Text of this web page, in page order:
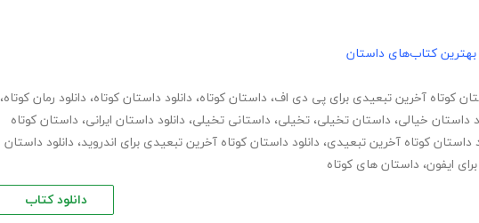
بهترین کتاب‌های داستان
کوتاه آخرین تبعیدی برای پی دی اف، داستان کوتاه، دانلود داستان کوتاه، دانلود رمان کوتاه،
داستان خیالی، داستان تخیلی، تخیلی، داستانی تخیلی، دانلود داستان ایرانی، داستان کوتاه
داستان کوتاه آخرین تبعیدی، دانلود داستان کوتاه آخرین تبعیدی برای اندروید، دانلود داستان
ایفون، داستان های کوتاه
دانلود کتاب